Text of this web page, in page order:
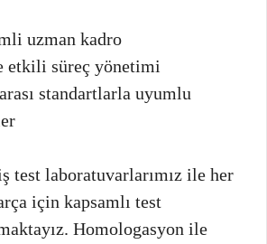
uzman kadro
etkili süreç yönetimi
standartlarla uyumlu
test laboratuvarlarımız ile her
için kapsamlı test
Homologasyon ile